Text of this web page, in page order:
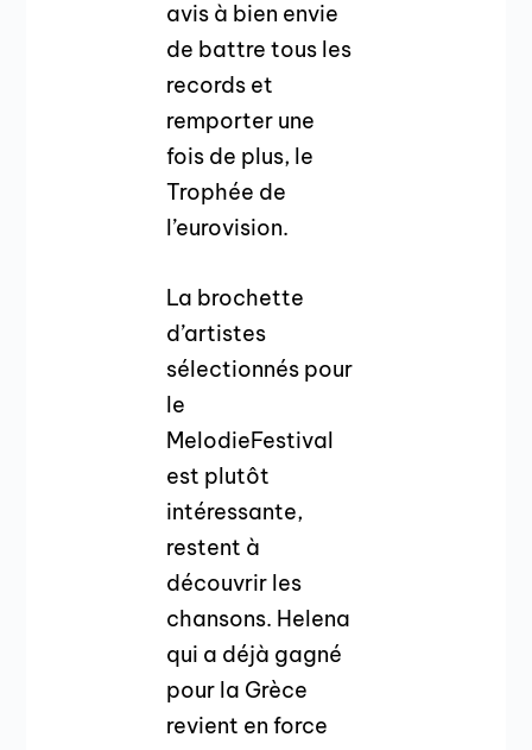
avis à bien envie
de battre tous les
records et
remporter une
fois de plus, le
Trophée de
l’eurovision.
La brochette
d’artistes
sélectionnés pour
le
MelodieFestival
est plutôt
intéressante,
restent à
découvrir les
chansons. Helena
qui a déjà gagné
pour la Grèce
revient en force